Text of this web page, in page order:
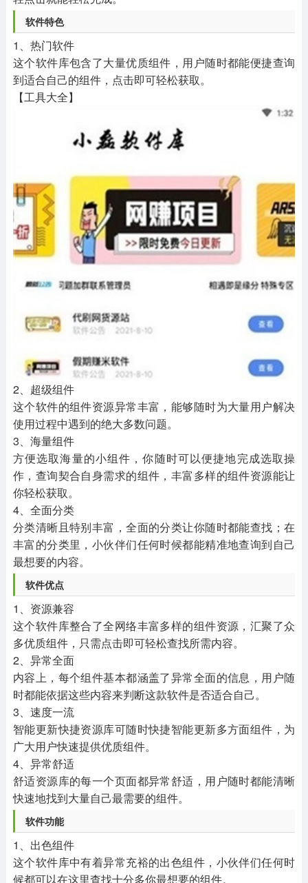
软件特色
1、热门软件
这个软件库包含了大量优质组件，用户随时都能便捷查询
到适合自己的组件，点击即可轻松获取。
【工具大全】
2、超级组件
这个软件的组件资源异常丰富，能够随时为大量用户解决
使用过程中遇到的绝大多数问题。
3、海量组件
方便选取海量的小组件，你随时可以便捷地完成选取操
作，查询契合自身需求的组件，丰富多样的组件资源能让
你轻松获取。
4、全面分类
分类清晰且特别丰富，全面的分类让你随时都能查找；在
丰富的分类里，小伙伴们任何时候都能精准地查询到自己
最想要的内容。
软件优点
1、资源兼容
这个软件库整合了全网络丰富多样的组件资源，汇聚了众
多优质组件，只需点击即可轻松查找所需内容。
2、异常全面
内容上，每个组件基本都涵盖了异常全面的信息，用户随
时都能依据这些内容来判断这款软件是否适合自己。
3、速度一流
智能更新快捷资源库可随时快捷智能更新多方面组件，为
广大用户快速提供优质组件。
4、异常舒适
舒适资源库的每一个页面都异常舒适，用户随时都能清晰
快速地找到大量自己最需要的组件。
软件功能
1、出色组件
这个软件库中有着异常充裕的出色组件，小伙伴们任何时
候都可以在这里查找十分多你最想要的组件。